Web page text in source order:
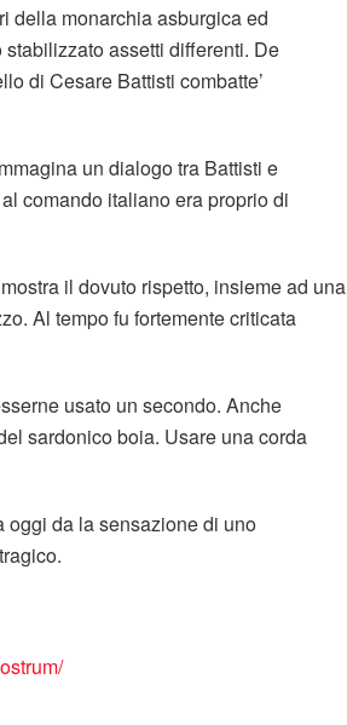
della monarchia asburgica ed
assetti differenti. De
di Cesare Battisti combatte’
un dialogo tra Battisti e
comando italiano era proprio di
il dovuto rispetto, insieme ad una
Al tempo fu fortemente criticata
usato un secondo. Anche
sardonico boia. Usare una corda
oggi da la sensazione di uno